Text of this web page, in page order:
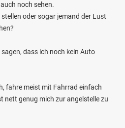
noch sehen.
oder sogar jemand der Lust
dass ich noch kein Auto
fahre meist mit Fahrrad einfach
nett genug mich zur angelstelle zu